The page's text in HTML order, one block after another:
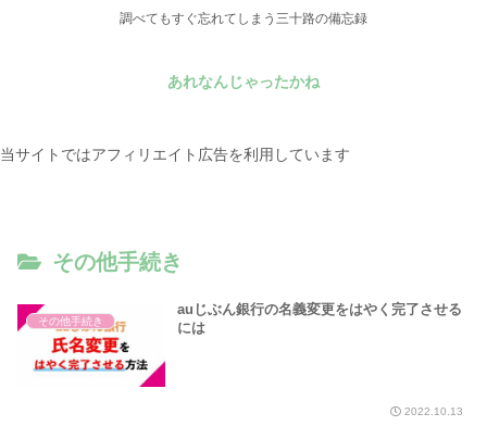
調べてもすぐ忘れてしまう三十路の備忘録
あれなんじゃったかね
当サイトではアフィリエイト広告を利用しています
その他手続き
その他手続き
auじぶん銀行の名義変更をはやく完了させる
には
2022.10.13